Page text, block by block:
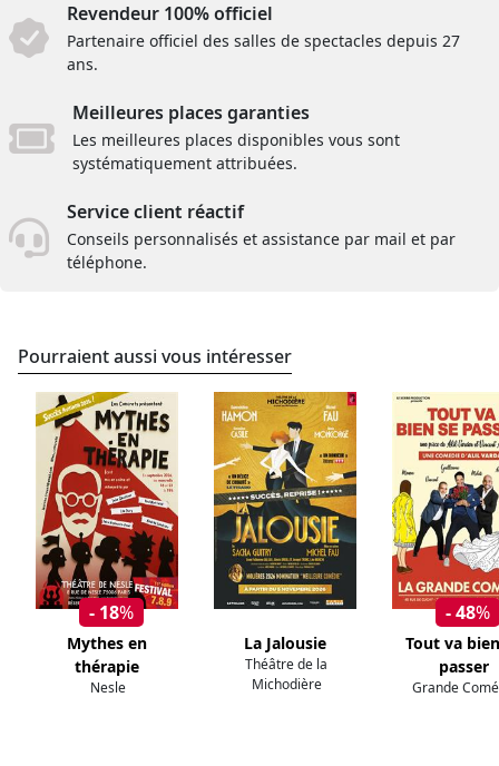
Revendeur 100% officiel
Partenaire officiel des salles de spectacles depuis 27
ans.
Meilleures places garanties
Les meilleures places disponibles vous sont
systématiquement attribuées.
Service client réactif
Conseils personnalisés et assistance par mail et par
téléphone.
Pourraient aussi vous intéresser
- 18%
Mythes en
thérapie
Nesle
La Jalousie
Théâtre de la
Michodière
- 48%
Tout va
passer
Grande